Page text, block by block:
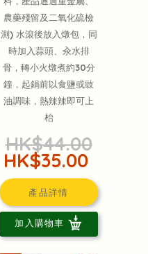
農藥殘留及二氧化硫檢
測) 水滾後放入燉包，同
時加入蒜頭、汆水排
骨，轉小火燉煮約30分
鐘，起鍋前以食鹽或豉
油調味，熱辣辣即可上
枱
HK$44.00
HK$35.00
產品詳情
加入購物車